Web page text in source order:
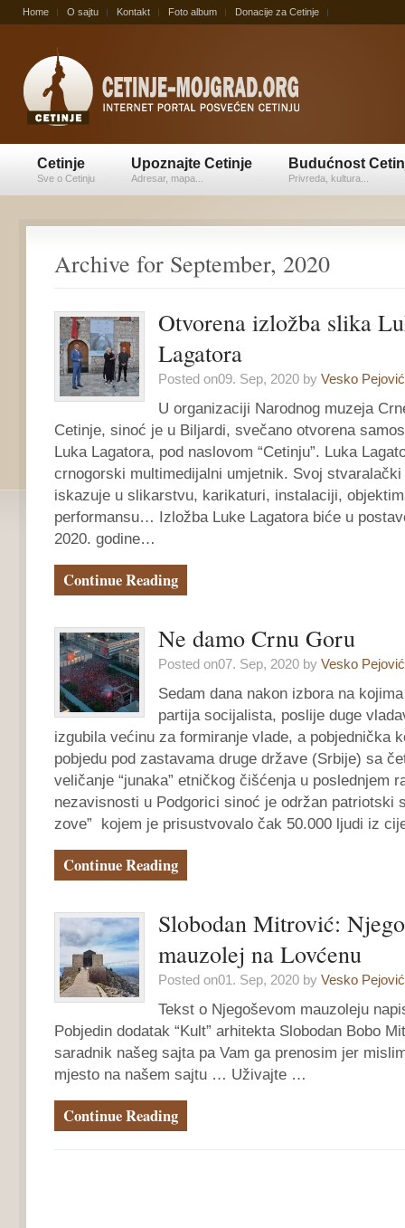
Home O sajtu Kontakt Foto album Donacije za Cetinje
Cetinje
Sve o Cetinju
Upoznajte Cetinje
Adresar, mapa...
Budućnost
Privreda, kultura...
Archive for September, 2020
Otvorena izložba slika
Lagatora
Posted on09. Sep, 2020 by Vesko Pejović
U organizaciji Narodnog muzeja
Cetinje, sinoć je u Biljardi, svečano otvorena
Luka Lagatora, pod naslovom “Cetinju”. Luka
crnogorski multimedijalni umjetnik. Svoj
iskazuje u slikarstvu, karikaturi, instalaciji,
performansu… Izložba Luke Lagatora biće u
2020. godine…
Continue Reading
Ne damo Crnu Goru
Posted on07. Sep, 2020 by Vesko Pejović
Sedam dana nakon izbora na
partija socijalista, poslije duge
izgubila većinu za formiranje vlade, a pobjednička
pobjedu pod zastavama druge države (Srbije) sa
veličanje “junaka” etničkog čišćenja u poslednjem
nezavisnosti u Podgorici sinoć je održan patriotski
zove” kojem je prisustvovalo čak 50.000 ljudi iz
Continue Reading
Slobodan Mitrović:
mauzolej na Lovćenu
Posted on01. Sep, 2020 by Vesko Pejović
Tekst o Njegoševom mauzoleju
Pobjedin dodatak “Kult” arhitekta Slobodan Bobo
saradnik našeg sajta pa Vam ga prenosim jer
mjesto na našem sajtu … Uživajte …
Continue Reading